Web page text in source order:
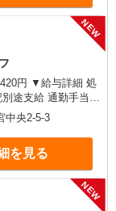
NEW
詳細 処
平均33.8万円（最
処遇改善
なし
中央2-5-3
を見る
NEW